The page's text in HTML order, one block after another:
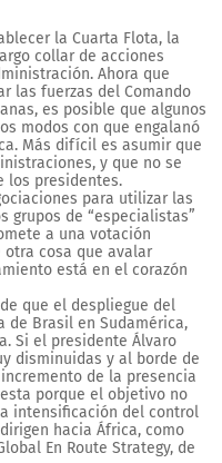
la Cuarta Flota, la
collar de acciones
Ahora que
las fuerzas del Comando
es posible que algunos
modos con que engalanó
Más difícil es asumir que
y que no se
los presidentes.
para utilizar las
grupos de “especialistas”
a una votación
cosa que avalar
está en el corazón
que el despliegue del
de Brasil en Sudamérica,
Si el presidente Álvaro
disminuidas y al borde de
de la presencia
porque el objetivo no
intensificación del control
hacia África, como
En Route Strategy, de